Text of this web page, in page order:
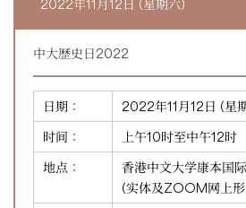
2022年11月12日 (星期六)
中大歷史日2022
日期：
2022年11月12日 (星
时间：
上午10时至中午12时
地点：
香港中文大学康本国
(实体及ZOOM网上